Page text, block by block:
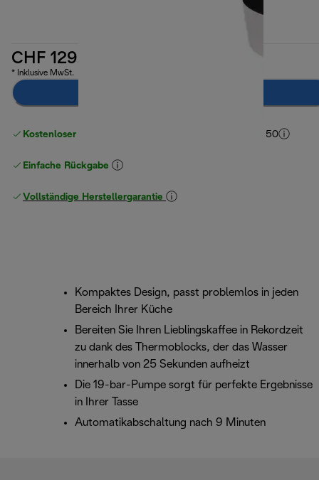
CHF 129.00
* Inklusive MwSt.
Kostenloser Versand ab einem Einkaufswert von CHF 50
Einfache Rückgabe
Vollständige Herstellergarantie
Kompaktes Design, passt problemlos in jeden
Bereich Ihrer Küche
Bereiten Sie Ihren Lieblingskaffee in Rekordzeit
zu dank des Thermoblocks, der das Wasser
innerhalb von 25 Sekunden aufheizt
Die 19-bar-Pumpe sorgt für perfekte Ergebnisse
in Ihrer Tasse
Automatikabschaltung nach 9 Minuten